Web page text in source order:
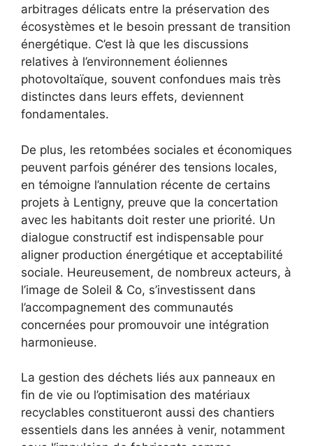
arbitrages délicats entre la préservation des
écosystèmes et le besoin pressant de transition
énergétique. C’est là que les discussions
relatives à l’environnement éoliennes
photovoltaïque, souvent confondues mais très
distinctes dans leurs effets, deviennent
fondamentales.
De plus, les retombées sociales et économiques
peuvent parfois générer des tensions locales,
en témoigne l’annulation récente de certains
projets à Lentigny, preuve que la concertation
avec les habitants doit rester une priorité. Un
dialogue constructif est indispensable pour
aligner production énergétique et acceptabilité
sociale. Heureusement, de nombreux acteurs, à
l’image de Soleil & Co, s’investissent dans
l’accompagnement des communautés
concernées pour promouvoir une intégration
harmonieuse.
La gestion des déchets liés aux panneaux en
fin de vie ou l’optimisation des matériaux
recyclables constitueront aussi des chantiers
essentiels dans les années à venir, notamment